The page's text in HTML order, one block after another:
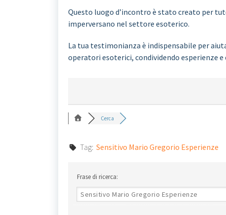
Questo luogo d’incontro è stato creato per
imperversano nel settore esoterico.
La tua testimonianza è indispensabile per
operatori esoterici, condividendo esperienze
Cerca
Tag: Sensitivo Mario Gregorio Esperienze
Frase di ricerca: